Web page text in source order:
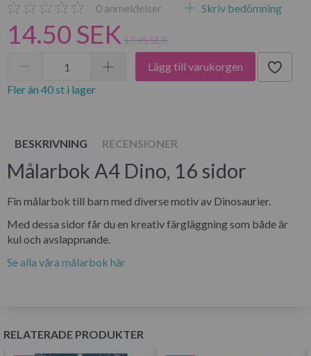
0 anmeldelser Skriv bedömning
14.50 SEK 17.95 SEK
Lägg till varukorgen
Fler än 40 st i lager
BESKRIVNING RECENSIONER
Målarbok A4 Dino, 16 sidor
Fin målarbok till barn med diverse motiv av Dinosaurier.
Med dessa sidor får du en kreativ färgläggning som både är
kul och avslappnande.
Se alla våra målarbok här
RELATERADE PRODUKTER